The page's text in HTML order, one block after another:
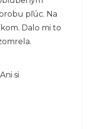
pľúc. Na
Dalo mi to
si